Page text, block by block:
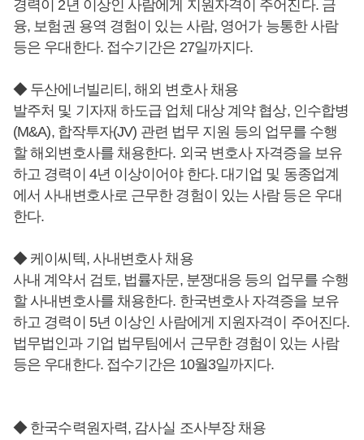
경력이 2년 이상인 사람에게 지원자격이 주어진다. 금
융, 보험권 용역 경험이 있는 사람, 영어가 능통한 사람
등은 우대한다. 접수기간은 27일까지다.
◆ 두산에너빌리티, 해외 변호사 채용
발주처 및 기자재 하도급 업체 대상 계약 협상, 인수합병
(M&A), 합작투자(JV) 관련 법무 지원 등의 업무를 수행
할 해외변호사를 채용한다. 외국 변호사 자격증을 보유
하고 경력이 4년 이상이어야 한다. 대기업 및 동종업계
에서 사내변호사로 근무한 경험이 있는 사람 등은 우대
한다.
◆ 케이씨텍, 사내변호사 채용
사내 계약서 검토, 법률자문, 분쟁대응 등의 업무를 수행
할 사내변호사를 채용한다. 한국변호사 자격증을 보유
하고 경력이 5년 이상인 사람에게 지원자격이 주어진다.
법무법인과 기업 법무팀에서 근무한 경험이 있는 사람
등은 우대한다. 접수기간은 10월3일까지다.
◆ 한국수력원자력, 감사실 조사부장 채용